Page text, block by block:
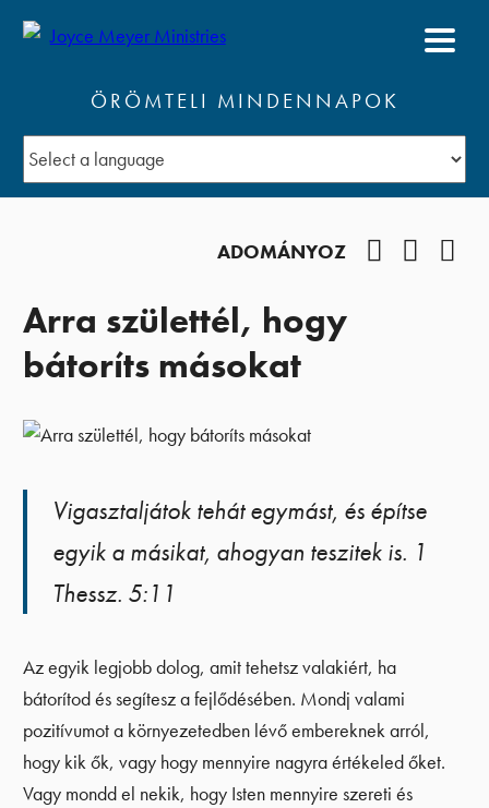
ÖRÖMTELI MINDENNAPOK
ADOMÁNYOZ
Arra születtél, hogy
bátoríts másokat
Vigasztaljátok tehát egymást, és építse
egyik a másikat, ahogyan teszitek is. 1
Thessz. 5:11
Az egyik legjobb dolog, amit tehetsz valakiért, ha
bátorítod és segítesz a fejlődésében. Mondj valami
pozitívumot a környezetedben lévő embereknek arról,
hogy kik ők, vagy hogy mennyire nagyra értékeled őket.
Vagy mondd el nekik, hogy Isten mennyire szereti és